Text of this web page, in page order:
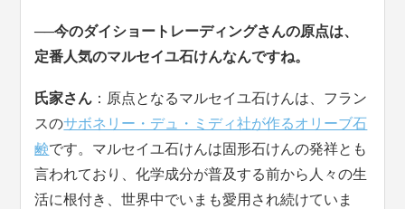
──今のダイショートレーディングさんの原点は、
定番人気のマルセイユ石けんなんですね。
氏家さん ：原点となるマルセイユ石けんは、フラン
スのサボネリー・デュ・ミディ社が作るオリーブ石
鹸です。マルセイユ石けんは固形石けんの発祥とも
言われており、化学成分が普及する前から人々の生
活に根付き、世界中でいまも愛用され続けていま